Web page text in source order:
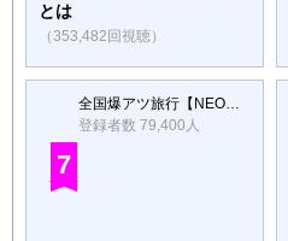
とは
（353,482回視聴）
全国爆アツ旅行【NEOトラベラーズ】
登録者数 79,400人
7